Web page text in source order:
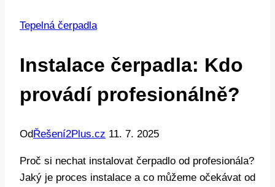
Tepelná čerpadla
Instalace čerpadla: Kdo
provádí profesionálně?
OdŘešení2Plus.cz 11. 7. 2025
Proč si nechat instalovat čerpadlo od profesionála?
Jaký je proces instalace a co můžeme očekávat od